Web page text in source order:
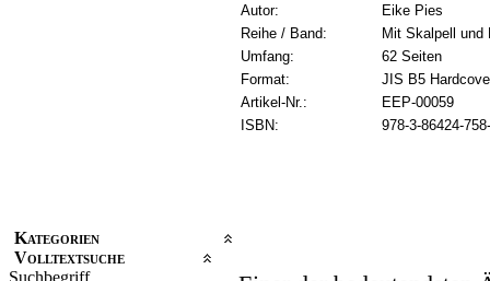
Kategorien
Volltextsuche
Suchbegriff
Autor:
Eike Pies
Reihe / Band:
Mit Skalpell und
Umfang:
62 Seiten
Format:
JIS B5
Artikel-Nr.:
EEP-00059
ISBN:
978-3-86424-